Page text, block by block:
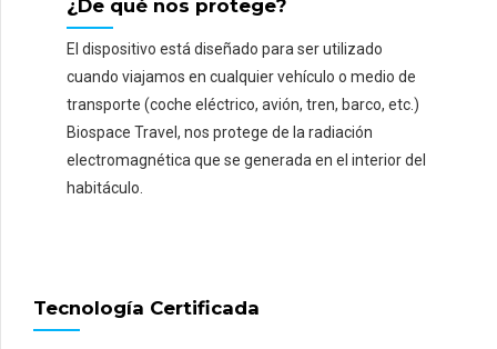
¿De qué nos protege?
El dispositivo está diseñado para ser utilizado
cuando viajamos en cualquier vehículo o medio de
transporte (coche eléctrico, avión, tren, barco, etc.)
Biospace Travel, nos protege de la radiación
electromagnética que se generada en el interior del
habitáculo.
Tecnología Certificada